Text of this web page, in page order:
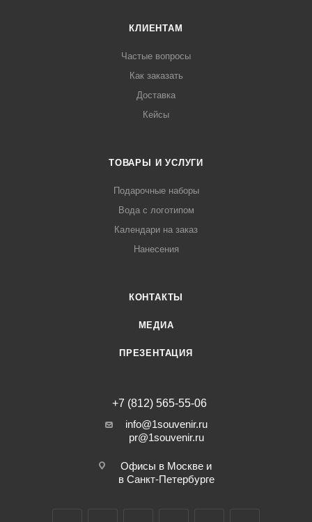
КЛИЕНТАМ
Частые вопросы
Как заказать
Доставка
Кейсы
ТОВАРЫ И УСЛУГИ
Подарочные наборы
Вода с логотипом
Календари на заказ
Нанесения
КОНТАКТЫ
МЕДИА
ПРЕЗЕНТАЦИЯ
+7 (812) 565-55-06
info@1souvenir.ru
pr@1souvenir.ru
Офисы в Москве и
в Санкт-Петербурге